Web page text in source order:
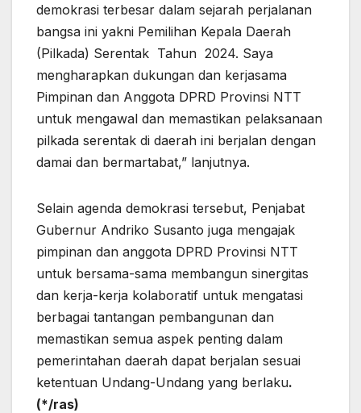
demokrasi terbesar dalam sejarah perjalanan
bangsa ini yakni Pemilihan Kepala Daerah
(Pilkada) Serentak Tahun 2024. Saya
mengharapkan dukungan dan kerjasama
Pimpinan dan Anggota DPRD Provinsi NTT
untuk mengawal dan memastikan pelaksanaan
pilkada serentak di daerah ini berjalan dengan
damai dan bermartabat,” lanjutnya.
Selain agenda demokrasi tersebut, Penjabat
Gubernur Andriko Susanto juga mengajak
pimpinan dan anggota DPRD Provinsi NTT
untuk bersama-sama membangun sinergitas
dan kerja-kerja kolaboratif untuk mengatasi
berbagai tantangan pembangunan dan
memastikan semua aspek penting dalam
pemerintahan daerah dapat berjalan sesuai
ketentuan Undang-Undang yang berlaku.
(*/ras)